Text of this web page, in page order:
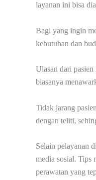
layanan ini bisa
Bagi yang ingin
kebutuhan dan
Ulasan dari
biasanya
Tidak jarang
dengan teliti,
Selain pelayanan
media sosial. Tips
perawatan yang